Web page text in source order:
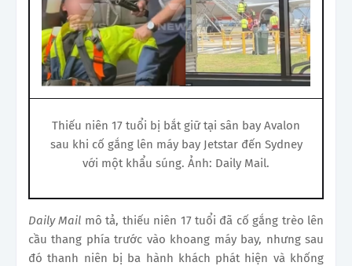
Thiếu niên 17 tuổi bị bắt giữ tại sân bay Avalon
sau khi cố gắng lên máy bay Jetstar đến Sydney
với một khẩu súng. Ảnh: Daily Mail.
Daily Mail mô tả, thiếu niên 17 tuổi đã cố gắng trèo lên
cầu thang phía trước vào khoang máy bay, nhưng sau
đó thanh niên bị ba hành khách phát hiện và khống